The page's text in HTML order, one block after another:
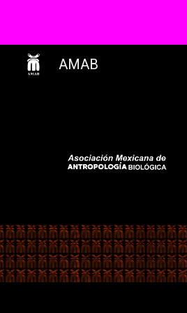
AMAB